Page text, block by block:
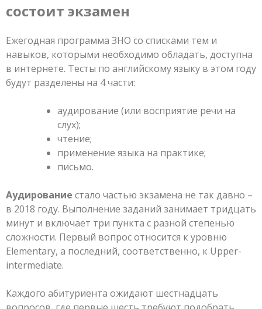
состоит экзамен
Ежегодная программа ЗНО со списками тем и
навыков, которыми необходимо обладать, доступна
в интернете. Тесты по английскому языку в этом году
будут разделены на 4 части:
аудирование (или восприятие речи на
слух);
чтение;
применение языка на практике;
письмо.
Аудирование стало частью экзамена не так давно –
в 2018 году. Выполнение заданий занимает тридцать
минут и включает три пункта с разной степенью
сложности. Первый вопрос относится к уровню
Elementary, а последний, соответственно, к Upper-
intermediate.
Каждого абитуриента ожидают шестнадцать